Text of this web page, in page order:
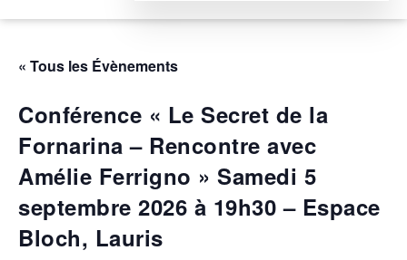
« Tous les Évènements
Conférence « Le Secret de la
Fornarina – Rencontre avec
Amélie Ferrigno » Samedi 5
septembre 2026 à 19h30 – Espace
Bloch, Lauris